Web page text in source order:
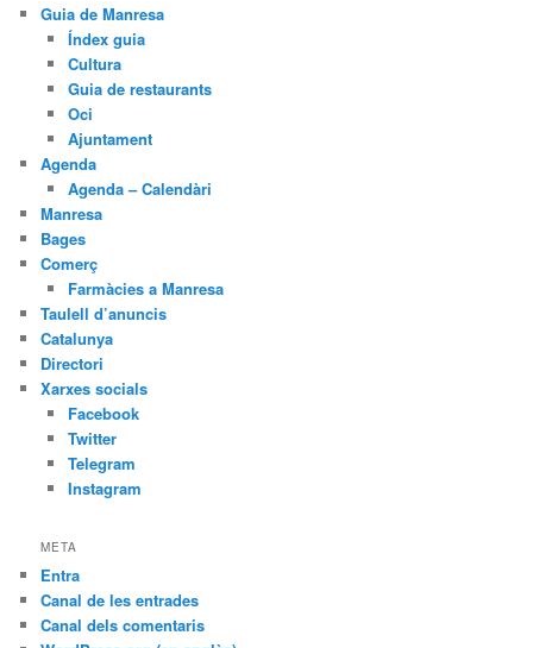
Guia de Manresa
Índex guia
Cultura
Guia de restaurants
Oci
Ajuntament
Agenda
Agenda – Calendàri
Manresa
Bages
Comerç
Farmàcies a Manresa
Taulell d’anuncis
Catalunya
Directori
Xarxes socials
Facebook
Twitter
Telegram
Instagram
META
Entra
Canal de les entrades
Canal dels comentaris